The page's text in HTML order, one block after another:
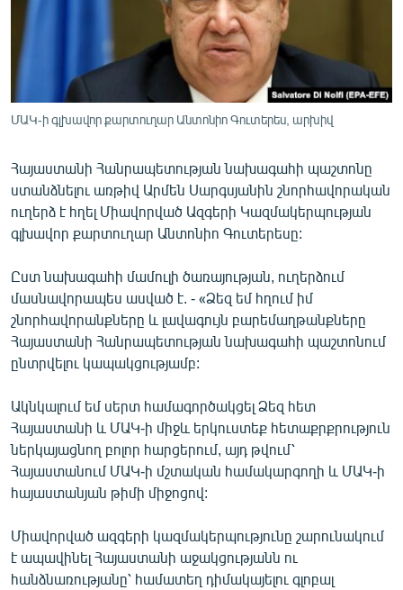
ՄԻՋԱԶԳԱՅԻՆ
ՄՇԱԿՈՒՅԹ
ՍՊՈՐՏ
ՄԵԿՆԱԲԱՆՈՒԹՅՈՒՆ
ԿՈՐՈՆԱՎԻՐՈՒՍ
ԱՐԽԻՎ
ՏԵՍԱՆՅՈՒԹԵՐ
ԲԱՆԱՎԵՃ
ՁԳՏԵԼՈՎ ԼԱՎԱԳՈՒՅՆԻՆ
ՓՈԴՔԱՍԹ
English
Русский
ՀԵՏԵՎԵՔ ՄԵԶ
ՄԱԿ-ի գլխավոր քարտուղար Անտոնիո Գուտերես, արխիվ
Հայաստանի Հանրապետության նախագահի պաշտոնը
ստանձնելու առթիվ Արմեն Սարգսյանին շնորհավորական
ուղերձ է հղել Միավորված Ազգերի Կազմակերպության
գլխավոր քարտուղար Անտոնիո Գուտերեսը:
Ըստ նախագահի մամուլի ծառայության, ուղերձում
մասնավորապես ասված է. - «Ձեզ եմ հղում իմ
շնորհավորանքները և լավագույն բարեմաղթանքները
Հայաստանի Հանրապետության նախագահի պաշտոնում
ընտրվելու կապակցությամբ:
Ակնկալում եմ սերտ համագործակցել Ձեզ հետ
Հայաստանի և ՄԱԿ-ի միջև երկուստեք հետաքրքրություն
ներկայացնող բոլոր հարցերում, այդ թվում՝
Հայաստանում ՄԱԿ-ի մշտական համակարգողի և ՄԱԿ-ի
հայաստանյան թիմի միջոցով:
Միավորված ազգերի կազմակերպությունը շարունակում
է ապավինել Հայաստանի աջակցությանն ու
հանձնառությանը՝ համատեղ դիմակայելու գլոբալ